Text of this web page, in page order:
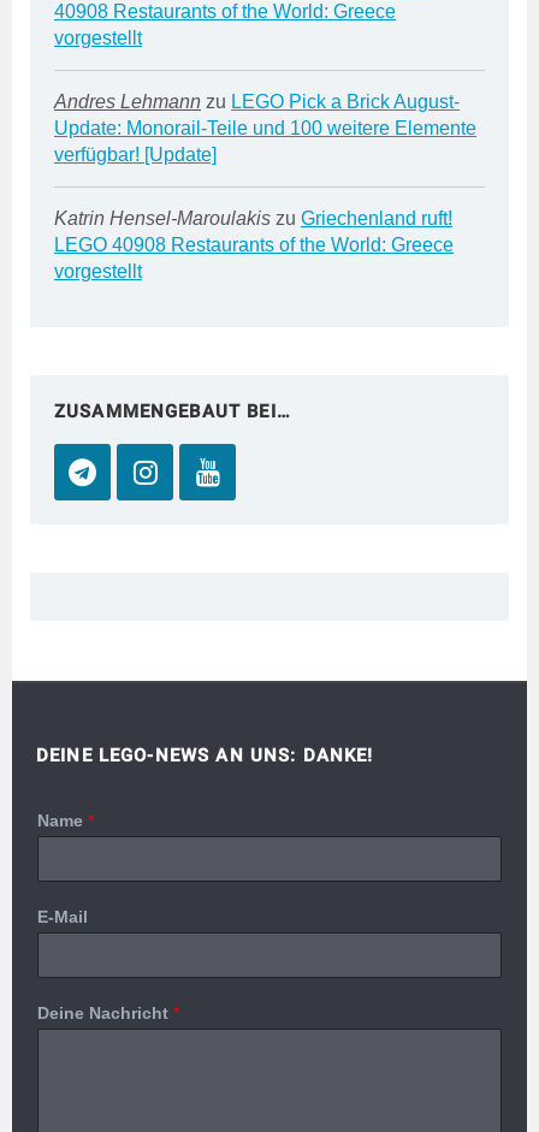
40908 Restaurants of the World: Greece
vorgestellt
Andres Lehmann zu LEGO Pick a Brick August-
Update: Monorail-Teile und 100 weitere Elemente
verfügbar! [Update]
Katrin Hensel-Maroulakis zu Griechenland ruft!
LEGO 40908 Restaurants of the World: Greece
vorgestellt
ZUSAMMENGEBAUT BEI…
DEINE LEGO-NEWS AN UNS: DANKE!
Name *
E-Mail
Deine Nachricht *